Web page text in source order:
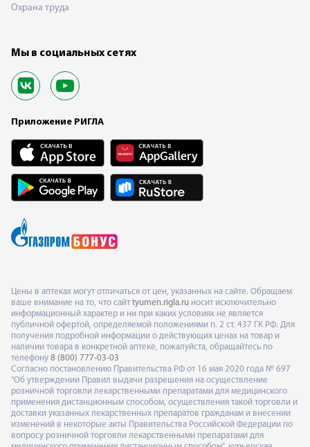
Охрана труда
Мы в социальных сетях
Приложение РИГЛА
Цены в аптеках могут отличаться от цен, указанных на сайте. Обращаем
ваше внимание на то, что сайт tyumen.rigla.ru носит исключительно
информационный характер и ни при каких условиях не является
публичной офертой, определяемой положениями п. 2 ст. 437 ГК РФ. Для
получения подробной информации о действующих ценах на товар и
наличии товара в конкретной аптеке, пожалуйста, обращайтесь по
телефону 8 (800) 777-03-03
Согласно постановлению Правительства РФ от 16 мая 2020 года № 697
"Об утверждении Правил выдачи разрешения на осуществление
розничной торговли лекарственными препаратами для медицинского
применения дистанционным способом, осуществления такой торговли и
доставки указанных лекарственных препаратов гражданам и внесении
изменений в некоторые акты Правительства Российской Федерации по
вопросу розничной торговли лекарственными препаратами для